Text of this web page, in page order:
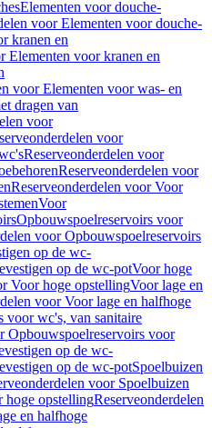
Elementen voor douche-
voor Elementen voor douche-
kranen en
Elementen voor kranen en
voor Elementen voor was- en
dragen van
voor
voor
Reserveonderdelen voor
Reserveonderdelen voor
Reserveonderdelen voor Voor
Voor
Opbouwspoelreservoirs voor
voor Opbouwspoelreservoirs
op de wc-
op de wc-potVoor hoge
Voor hoge opstellingVoor lage en
voor Voor lage en halfhoge
voor wc's, van sanitaire
Opbouwspoelreservoirs voor
op de wc-
op de wc-potSpoelbuizen
voor Spoelbuizen
hoge opstellingReserveonderdelen
en halfhoge